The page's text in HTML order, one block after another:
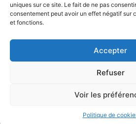
uniques sur ce site. Le fait de ne pas
consentement peut avoir un effet négatif sur
et fonctions.
Accepter
Refuser
Voir les
Politique de
Contact
Mentions légales
Tous droits réservés 2023